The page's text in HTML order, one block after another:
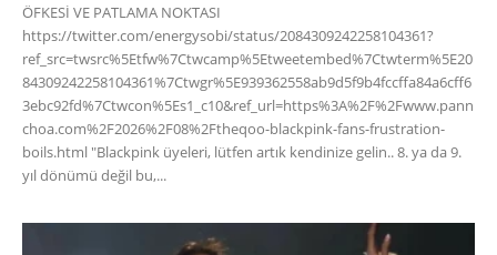
ÖFKESİ VE PATLAMA NOKTASI
https://twitter.com/energysobi/status/2084309242258104361?
ref_src=twsrc%5Etfw%7Ctwcamp%5Etweetembed%7Ctwterm%5E20
84309242258104361%7Ctwgr%5E939362558ab9d5f9b4fccffa84a6cff6
3ebc92fd%7Ctwcon%5Es1_c10&ref_url=https%3A%2F%2Fwww.pann
choa.com%2F2026%2F08%2Ftheqoo-blackpink-fans-frustration-
boils.html "Blackpink üyeleri, lütfen artık kendinize gelin.. 8. ya da 9.
yıl dönümü değil bu,...